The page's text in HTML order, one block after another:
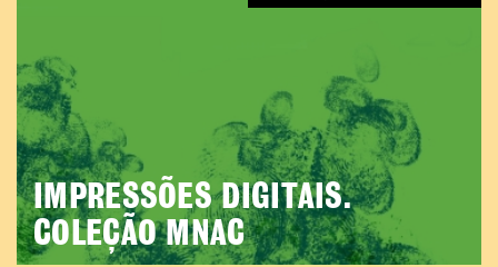
IMPRESSÕES DIGITAIS.
COLEÇÃO MNAC